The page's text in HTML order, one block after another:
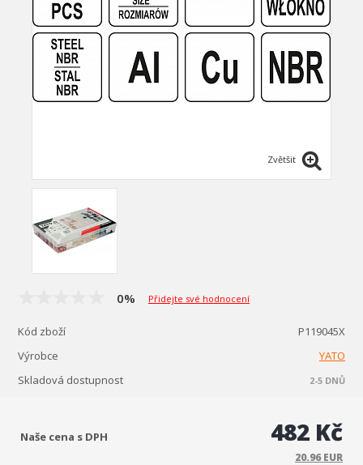
Zvětšit
0% Přidejte své hodnocení
Kód zboží
P119045X
Výrobce
YATO
Skladová dostupnost
2-5 DNŮ
Naše cena s DPH 482 Kč
20.96 EUR